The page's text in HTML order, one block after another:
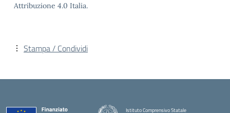
Attribuzione 4.0 Italia.
Stampa / Condividi
Istituto Comprensivo Statale